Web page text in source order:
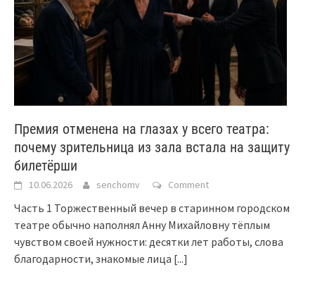
Премия отменена на глазах у всего театра:
почему зрительница из зала встала на защиту
билетёрши
10.06.2026 senchomv Comment
Часть 1 Торжественный вечер в старинном городском
театре обычно наполнял Анну Михайловну тёплым
чувством своей нужности: десятки лет работы, слова
благодарности, знакомые лица [...]